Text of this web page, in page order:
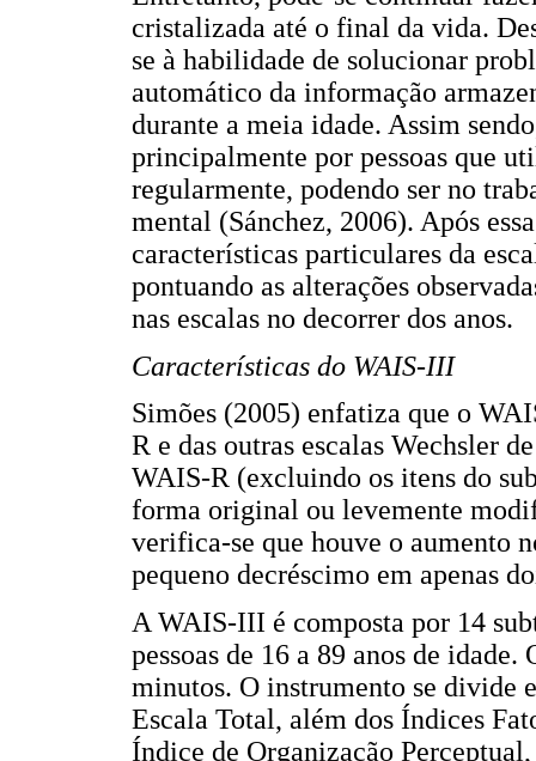
cristalizada até o final da vida.
se à habilidade de solucionar
automático da informação
durante a meia idade. Assim
principalmente por pessoas que
regularmente, podendo ser no
mental (Sánchez, 2006). Após
características particulares da
pontuando as alterações
nas escalas no decorrer dos anos.
Características do WAIS-III
Simões (2005) enfatiza que o
R e das outras escalas Wechsler
WAIS-R (excluindo os itens do
forma original ou levemente
verifica-se que houve o aumento
pequeno decréscimo em apenas
A WAIS-III é composta por 14
pessoas de 16 a 89 anos de
minutos. O instrumento se divide
Escala Total, além dos Índices
Índice de Organização